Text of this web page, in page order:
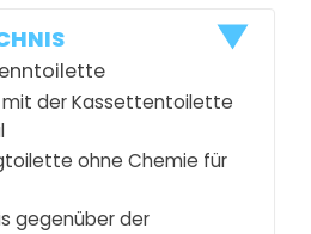
mit der Kassettentoilette
ohne Chemie für
gegenüber der